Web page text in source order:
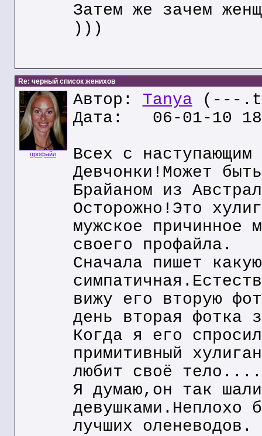
Затем же зачем
)))
Re: черный список женихов
профайл
Автор: Tanya (---
Дата: 06-01-10
Всех с наступающим
Девчонки!Может
Брайаном из
Осторожно!Это
мужское причинное
своего профайла.
Сначала пишет
вижу его вторую
день вторая фотка
Когда я его
примитивный
любит своё тело....
Я думаю,он так
девушками.Неплохо
лучших оленеводов.